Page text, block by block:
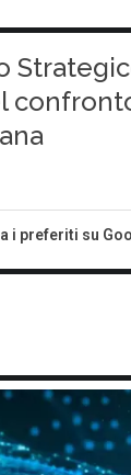
i preferiti su